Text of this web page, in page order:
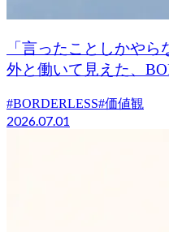
「言ったことしかや
外と働いて見えた、
#BORDERLESS#価値観
2026.07.01